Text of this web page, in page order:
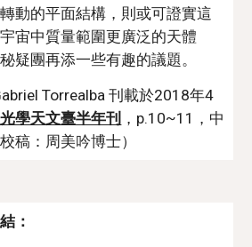
動的平面結構，則或可證實這
宙中質量範圍更廣泛的天體
疑團再添一些有趣的議題。
Torrealba 刊載於2018年4
學天文臺半年刊 ，p.10~11，中
稿：周美吟博士）
：